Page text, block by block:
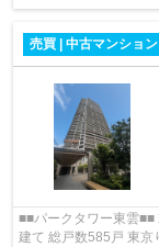
売買 | 中古マンション
■■パークタワー東雲■■ 2014年1月築 鉄筋コンクリート造地下1階付地上43階
建て 総戸数585戸 東京りんかい高速鉄道「東雲」駅徒歩7分 東京メトロ有楽